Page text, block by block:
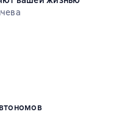
5 на основе 10 оценок